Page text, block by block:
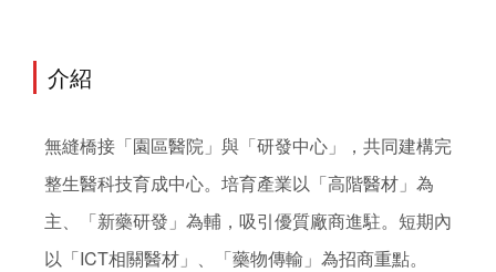
介紹
無縫橋接「園區醫院」與「研發中心」，共同建構完
整生醫科技育成中心。培育產業以「高階醫材」為
主、「新藥研發」為輔，吸引優質廠商進駐。短期內
以「ICT相關醫材」、「藥物傳輸」為招商重點。